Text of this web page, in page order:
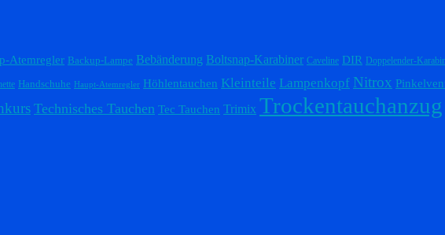
Atemregler Backup-Lampe Bebänderung Boltsnap-Karabiner Caveline DIR Doppelender-
Handschuhe Haupt-Atemregler Höhlentauchen Kleinteile Lampenkopf Nitrox
Technisches Tauchen Tec Tauchen Trimix Trockentauchanzug